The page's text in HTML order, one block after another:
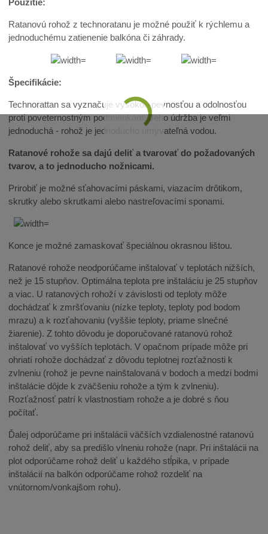
Použitie:
Ratanovú rohož z technoratanu je možné použiť k rýchlemu a
jednoduchému zatienenie balkóna či záhrady.
Špecifikácie:
Technorattan sa vyznačuje vysokou pevnosťou a odolnosťou
proti poveternostným podmienkam. Jeho údržba je veľmi
jednoduchá - rohož je jednoducho umývateľná vodou.
Ratanové rohože sa dajú deliť a tvarovať do požadovaných
tvarov, a to jednoducho nožnicami.
Prirobiť je možné sťahovacími páskami, viazacím drôtikom,
skrutky alebo skrutkami alebo nastreľovacími sponami.
Konce je možné zamaskovať špeciálnou okrasnou lištou.
Ratanové rohože neodporúčame inštalovať v teplotách nižších,
než je 15 stupňov. Optimálna teplota pre inštaláciu je 25 stupňov
a viac. U ratanových rohoží v závislosti od teploty môže
dochádzať k zmršťovaniu (nízke teploty, teploty pod bodom
mrazu) a k rozťahovaniu (vyššie teploty, priame slnečné
žiarenie). Z tohto dôvodu je doporučované ratanovú rohož
inštalovať vo vyšších teplotách. V opačnom prípade môže pri
ohriatí rohože dochádzať z dôvodu teplotnej rozťažnosti k
zvlneniu (rohož je pevne nainštalovaná v bodoch a medzi bodmi
inštalácie dôjde k zväčšeniu rohože a tým k zvlneniu).
Rozťažnosť patrí k vlastnostiam rohože a je dobré s ňou
počítať.
Ďalej odporúčame pri inštalácii väčších vzdialenostné ratanovú
rohož deliť, aby sa predišlo vlneniu rohože (napr. Pri inštalácii na
plot odporúčame rohož deliť u každého stĺpika, v prípade
inštalácií na balkón odporúčame rohož rozdeliť na
vnútornom/vonkajšom rohu).